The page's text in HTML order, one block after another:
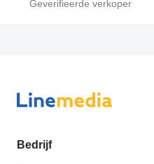
Bedrijf